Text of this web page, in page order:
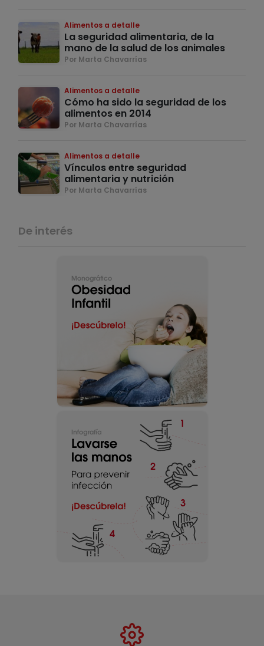
Alimentos a detalle
La seguridad alimentaria, de la
mano de la salud de los animales
Por Marta Chavarrías
Alimentos a detalle
Cómo ha sido la seguridad de los
alimentos en 2014
Por Marta Chavarrías
Alimentos a detalle
Vínculos entre seguridad
alimentaria y nutrición
Por Marta Chavarrías
De interés